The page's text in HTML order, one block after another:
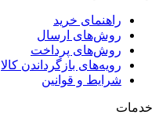
راهنمای خرید
روش‌های ارسال
روش‌های پرداخت
رویه‌های بازگرداندن کالا
شرایط و قوانین
خدمات